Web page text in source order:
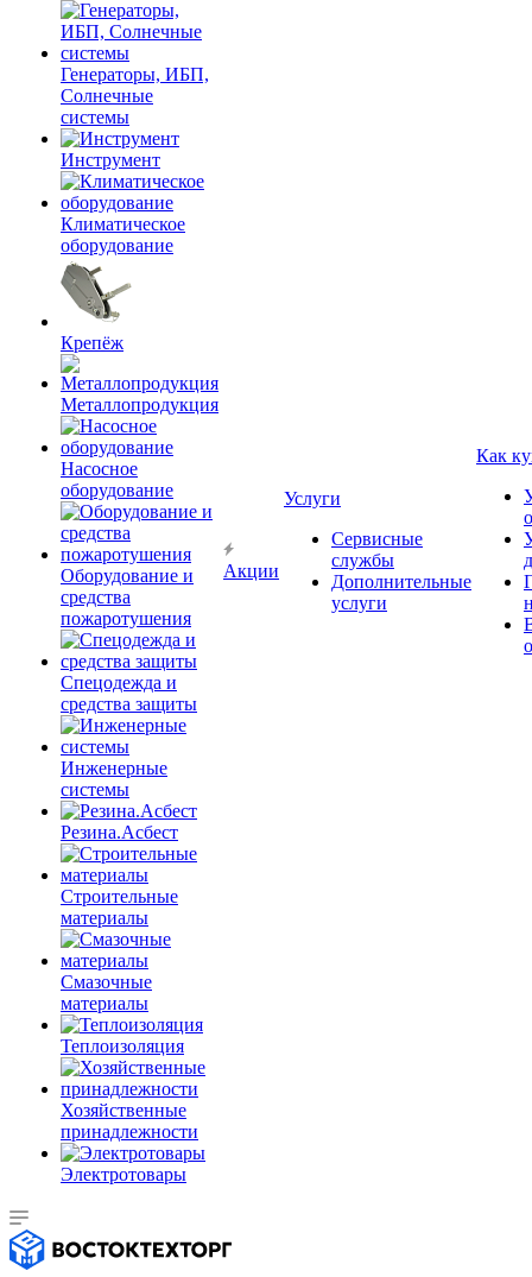
Генераторы, ИБП,
Солнечные
системы
Инструмент
Климатическое
оборудование
Крепёж
Металлопродукция
Насосное
оборудование
Оборудование и
средства
пожаротушения
Спецодежда и
средства защиты
Инженерные
системы
Резина.Асбест
Строительные
материалы
Смазочные
материалы
Теплоизоляция
Хозяйственные
принадлежности
Электротовары
Акции
Услуги
Сервисные
службы
Дополнительные
услуги
Как